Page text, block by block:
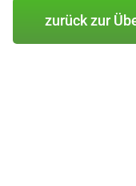
zurück zur